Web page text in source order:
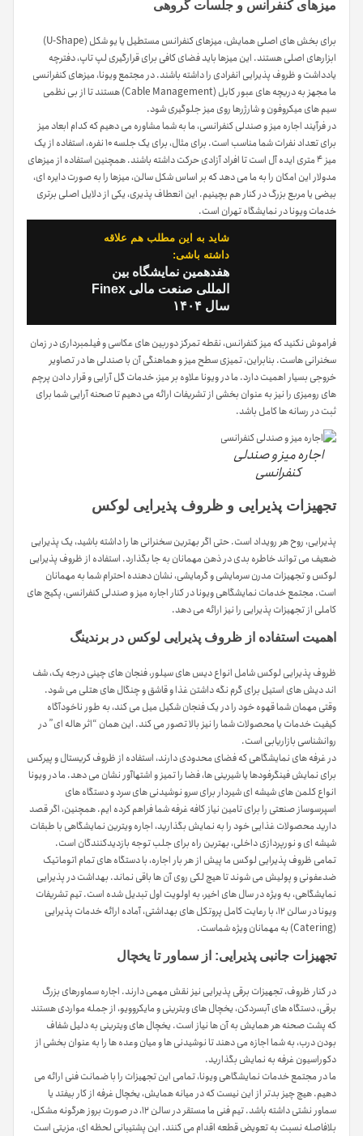
میزهای کنفرانس و جلسات گروهی
برای بخش های اصلی همایش، میزهای کنفرانس مستطیل یا یو شکل (U-Shape)
ابزارهای اصلی هستند. این میزها باید فضای کافی برای قرارگیری لپ تاپ، دفترچه
یادداشت و ظروف پذیرایی انفرادی را داشته باشند. در مجتمع ویونا، میزهای کنفرانسی
ما مجهز به دریچه های عبور کابل (Cable Management) هستند تا از بی نظمی
سیم های میکروفون و شارژرها روی میز جلوگیری شود.
در فرآیند اجاره میز و صندلی کنفرانسی، ما به شما مشاوره می دهیم که کدام ابعاد میز
برای تعداد نفرات شما مناسب است. برای مثال، برای یک جلسه ۱۰ نفره، استفاده از یک
میز ۴ متری ایده آل است تا افراد آزادی حرکت داشته باشند. همچنین استفاده از میزهای
مدولار این امکان را به ما می دهد که بر اساس شکل سالن، میزها را به صورت دایره ای،
بیضی یا مربع بزرگ در کنار هم بچینیم. این انعطاف پذیری، یکی از دلایل اصلی برتری
خدمات ویونا در نمایشگاه تهران است.
شاید به این مطلب هم علاقه
داشته باشی:
هفدهمین نمایشگاه بین
المللی صنعت مالی Finex
سال ۱۴۰۴
فراموش نکنید که میز کنفرانس، نقطه تمرکز دوربین های عکاسی و فیلمبرداری در زمان
سخنرانی هاست. بنابراین، تمیزی سطح میز و هماهنگی آن با صندلی ها در تصاویر
خروجی بسیار اهمیت دارد. ما در ویونا علاوه بر میز، خدمات گل آرایی و قرار دادن پرچم
های رومیزی را نیز به عنوان بخشی از تشریفات ارائه می دهیم تا صحنه آرایی شما برای
ثبت در رسانه ها کامل باشد.
اجاره میز و صندلی
کنفرانسی
تجهیزات پذیرایی و ظروف پذیرایی لوکس
پذیرایی، روح هر رویداد است. حتی اگر بهترین سخنرانی ها را داشته باشید، یک پذیرایی
ضعیف می تواند خاطره بدی در ذهن مهمانان به جا بگذارد. استفاده از ظروف پذیرایی
لوکس و تجهیزات مدرن سرمایشی و گرمایشی، نشان دهنده احترام شما به مهمانان
است. مجتمع خدمات نمایشگاهی ویونا در کنار اجاره میز و صندلی کنفرانسی، پکیج های
کاملی از تجهیزات پذیرایی را نیز ارائه می دهد.
اهمیت استفاده از ظروف پذیرایی لوکس در برندینگ
ظروف پذیرایی لوکس شامل انواع دیس های سیلور، فنجان های چینی درجه یک، شف
اند دیش های استیل برای گرم نگه داشتن غذا و قاشق و چنگال های هتلی می شود.
وقتی مهمان شما قهوه خود را در یک فنجان شکیل میل می کند، به طور ناخودآگاه
کیفیت خدمات یا محصولات شما را نیز بالا تصور می کند. این همان “اثر هاله ای” در
روانشناسی بازاریابی است.
در غرفه های نمایشگاهی که فضای محدودی دارند، استفاده از ظروف کریستال و پیرکس
برای نمایش فینگرفودها یا شیرینی ها، فضا را تمیز و اشتهاآور نشان می دهد. ما در ویونا
انواع کلمن های شیشه ای شیردار برای سرو نوشیدنی های سرد و دستگاه های
اسپرسوساز صنعتی را برای تامین نیاز کافه غرفه شما فراهم کرده ایم. همچنین، اگر قصد
دارید محصولات غذایی خود را به نمایش بگذارید، اجاره ویترین نمایشگاهی با طبقات
شیشه ای و نورپردازی داخلی، بهترین راه برای جلب توجه بازدیدکنندگان است.
تمامی ظروف پذیرایی لوکس ما پیش از هر بار اجاره، با دستگاه های تمام اتوماتیک
ضدعفونی و پولیش می شوند تا هیچ لکی روی آن ها باقی نماند. بهداشت در پذیرایی
نمایشگاهی، به ویژه در سال های اخیر، به اولویت اول تبدیل شده است. تیم تشریفات
ویونا در سالن ۱۲، با رعایت کامل پروتکل های بهداشتی، آماده ارائه خدمات پذیرایی
(Catering) به مهمانان ویژه شماست.
تجهیزات جانبی پذیرایی: از سماور تا یخچال
در کنار ظروف، تجهیزات برقی پذیرایی نیز نقش مهمی دارند. اجاره سماورهای بزرگ
برقی، دستگاه های آبسردکن، یخچال های ویترینی و مایکروویو، از جمله مواردی هستند
که پشت صحنه هر همایش به آن ها نیاز است. یخچال های ویترینی به دلیل شفاف
بودن درب، به شما اجازه می دهند تا نوشیدنی ها و میان وعده ها را به عنوان بخشی از
دکوراسیون غرفه به نمایش بگذارید.
ما در مجتمع خدمات نمایشگاهی ویونا، تمامی این تجهیزات را با ضمانت فنی ارائه می
دهیم. هیچ چیز بدتر از این نیست که در میانه همایش، یخچال غرفه از کار بیفتد یا
سماور نشتی داشته باشد. تیم فنی ما مستقر در سالن ۱۲، در صورت بروز هرگونه مشکل،
بلافاصله نسبت به تعویض قطعه اقدام می کنند. این پشتیبانی لحظه ای، مزیتی است